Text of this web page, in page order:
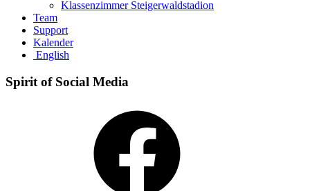
Klassenzimmer Steigerwaldstadion
Team
Support
Kalender
English
Spirit of Social Media